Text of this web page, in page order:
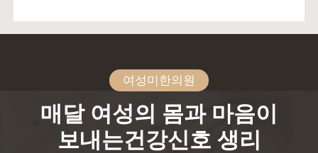
여성미한의원
매달 여성의 몸과 마음이
보내는건강신호 생리